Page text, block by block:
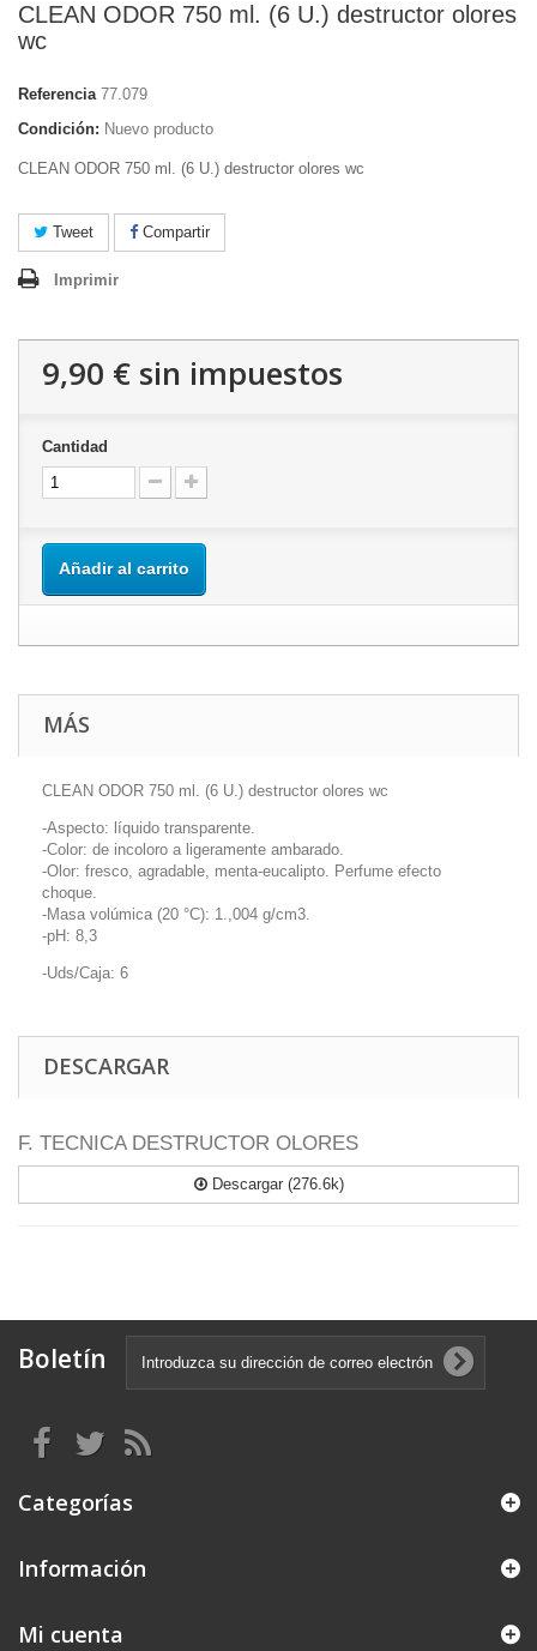
CLEAN ODOR 750 ml. (6 U.) destructor olores
wc
Referencia 77.079
Condición: Nuevo producto
CLEAN ODOR 750 ml. (6 U.) destructor olores wc
Tweet Compartir
Imprimir
9,90 € sin impuestos
Cantidad
Añadir al carrito
MÁS
CLEAN ODOR 750 ml. (6 U.) destructor olores wc
-Aspecto: líquido transparente.
-Color: de incoloro a ligeramente ambarado.
-Olor: fresco, agradable, menta-eucalipto. Perfume efecto
choque.
-Masa volúmica (20 °C): 1.,004 g/cm3.
-pH: 8,3
-Uds/Caja: 6
DESCARGAR
F. TECNICA DESTRUCTOR OLORES
Descargar (276.6k)
Boletín
Categorías
Información
Mi cuenta